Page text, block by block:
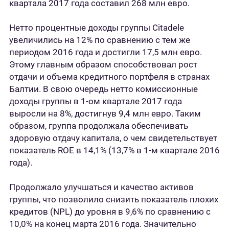
квартала 2017 года составил 268 млн евро.
Нетто процентные доходы группы Citadele
увеличились на 12% по сравнению с тем же
периодом 2016 года и достигли 17,5 млн евро.
Этому главным образом способствовал рост
отдачи и объема кредитного портфеля в странах
Балтии. В свою очередь нетто комиссионные
доходы группы в 1-ом квартале 2017 года
выросли на 8%, достигнув 9,4 млн евро. Таким
образом, группа продолжала обеспечивать
здоровую отдачу капитала, о чем свидетельствует
показатель ROE в 14,1% (13,7% в 1-м квартале 2016
года).
Продолжало улучшаться и качество активов
группы, что позволило снизить показатель плохих
кредитов (NPL) до уровня в 9,6% по сравнению с
10,0% на конец марта 2016 года. Значительно